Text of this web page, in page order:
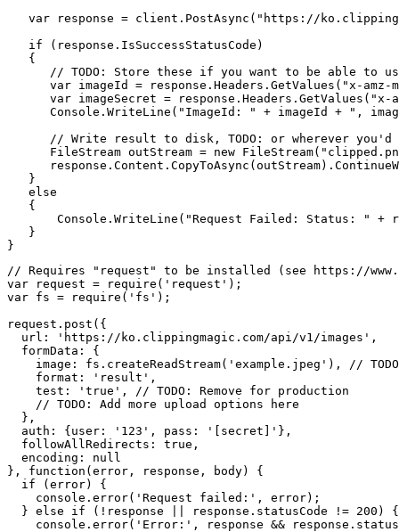
var response = client.PostAsync("https://
   if (response.IsSuccessStatusCode)
   {
// TODO: Store these if you want to be able to
var imageId = response.Headers.GetValues("x-amz-
var imageSecret =
Console.WriteLine("ImageId: " + imageId + ",
// Write result to disk, TODO: or wherever you'd
FileStream outStream = new
   }
   else
   {
Console.WriteLine("Request Failed: Status: " +
   }
// Requires "request" to be installed (see https://
var request = require('request');
var fs = require('fs');
request.post({
  url: 'https://ko.clippingmagic.com/api/v1/images',
  formData: {
image: fs.createReadStream('example.jpeg'), //
    format: 'result',
    test: 'true', // TODO: Remove for production
    // TODO: Add more upload options here
  },
  auth: {user: '123', pass: '[secret]'},
  followAllRedirects: true,
  encoding: null
}, function(error, response, body) {
  if (error) {
    console.error('Request failed:', error);
  } else if (!response || response.statusCode != 200) {
console.error('Error:', response &&